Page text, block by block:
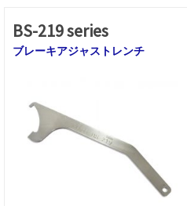
BS-219 series
ブレーキアジャストレンチ